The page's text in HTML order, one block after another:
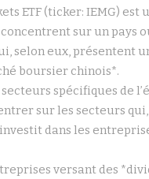
ETF (ticker: IEMG)
concentrent sur un
selon eux, présentent
boursier chinois*.
secteurs spécifiques
sur les secteurs
dans les
versant des